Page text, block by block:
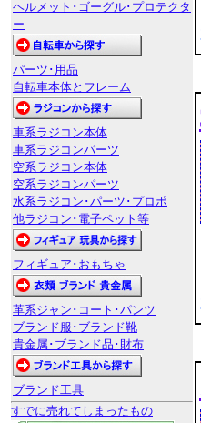
ヘルメット･ゴーグル･プロテクタ
ー
パーツ･用品
自転車本体とフレーム
車系ラジコン本体
車系ラジコンパーツ
空系ラジコン本体
空系ラジコンパーツ
水系ラジコン･パーツ･プロポ
他ラジコン･電子ペット等
フィギュア･おもちゃ
革系ジャン･コート･パンツ
ブランド服･ブランド靴
貴金属･ブランド品･財布
ブランド工具
すでに売れてしまったもの